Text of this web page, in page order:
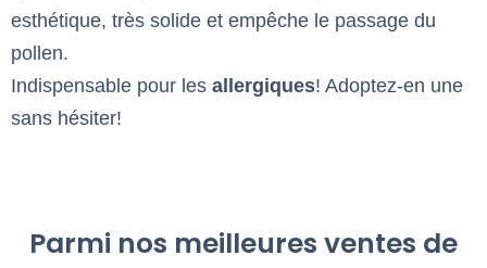
esthétique, très solide et empêche le passage du
pollen.
Indispensable pour les allergiques! Adoptez-en une
sans hésiter!
Parmi nos meilleures ventes de